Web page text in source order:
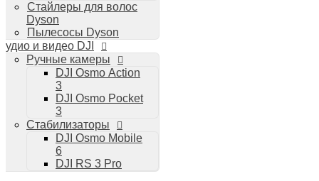
Стайлеры для волос
Dyson
Пылесосы Dyson
и видео DJI
Ручные камеры
DJI Osmo Action
3
DJI Osmo Pocket
3
Стабилизаторы
DJI Osmo Mobile
6
DJI RS 3 Pro